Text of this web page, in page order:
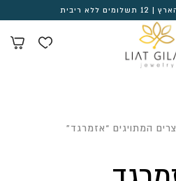
ריבית
המתויגים “אזמרגד”